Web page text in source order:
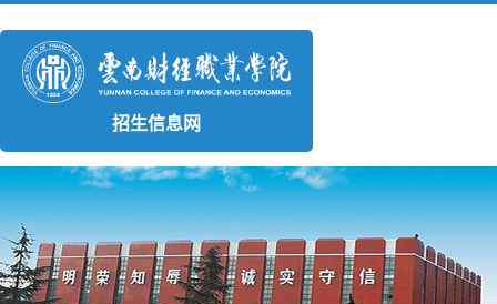
招生信息网